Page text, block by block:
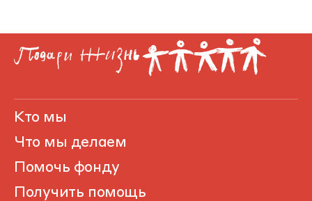
Кто мы
Что мы делаем
Помочь фонду
Получить помощь